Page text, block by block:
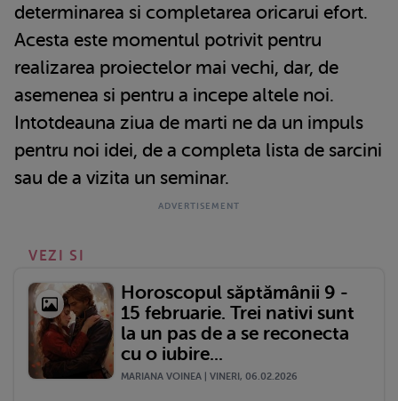
determinarea si completarea oricarui efort.
Acesta este momentul potrivit pentru
realizarea proiectelor mai vechi, dar, de
asemenea si pentru a incepe altele noi.
Intotdeauna ziua de marti ne da un impuls
pentru noi idei, de a completa lista de sarcini
sau de a vizita un seminar.
VEZI SI
Horoscopul săptămânii 9 -
15 februarie. Trei nativi sunt
la un pas de a se reconecta
cu o iubire...
MARIANA VOINEA | VINERI, 06.02.2026